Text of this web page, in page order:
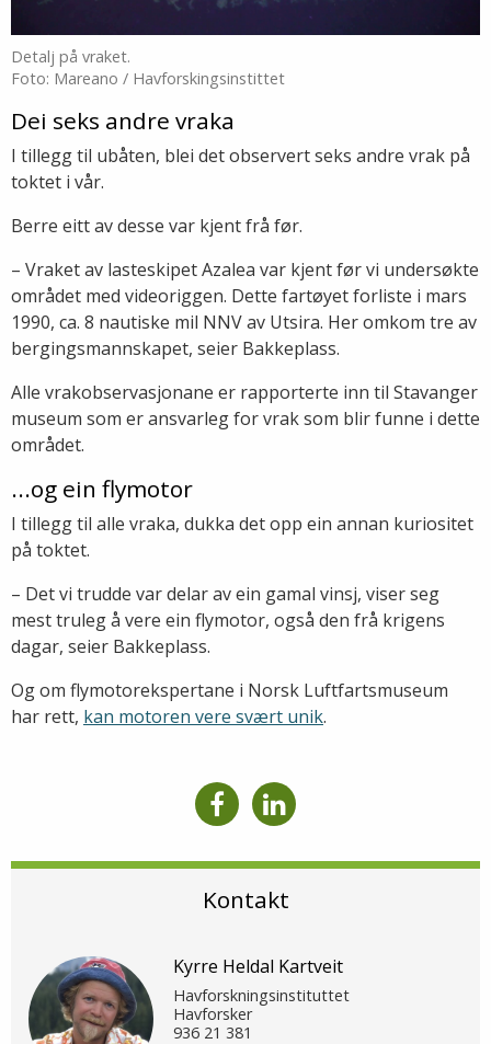
Detalj på vraket.
Foto: Mareano / Havforskingsinstittet
Dei seks andre vraka
I tillegg til ubåten, blei det observert seks andre vrak på
toktet i vår.
Berre eitt av desse var kjent frå før.
– Vraket av lasteskipet Azalea var kjent før vi undersøkte
området med videoriggen. Dette fartøyet forliste i mars
1990, ca. 8 nautiske mil NNV av Utsira. Her omkom tre av
bergingsmannskapet, seier Bakkeplass.
Alle vrakobservasjonane er rapporterte inn til Stavanger
museum som er ansvarleg for vrak som blir funne i dette
området.
...og ein flymotor
I tillegg til alle vraka, dukka det opp ein annan kuriositet
på toktet.
– Det vi trudde var delar av ein gamal vinsj, viser seg
mest truleg å vere ein flymotor, også den frå krigens
dagar, seier Bakkeplass.
Og om flymotorekspertane i Norsk Luftfartsmuseum
har rett, kan motoren vere svært unik.
Kontakt
Kyrre Heldal Kartveit
Havforskningsinstituttet
Havforsker
936 21 381